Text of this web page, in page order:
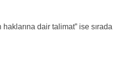
dair talimat” ise sırada